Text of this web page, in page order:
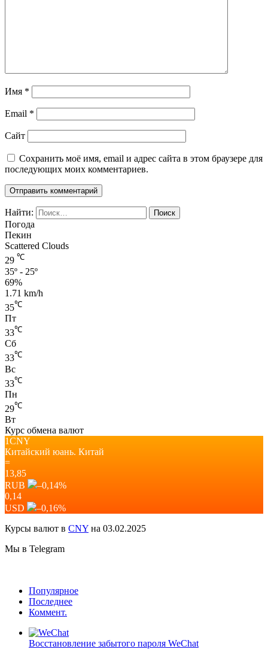
Имя *
Email *
Сайт
Сохранить моё имя, email и адрес сайта в этом браузере для
последующих моих комментариев.
Найти:
Погода
Пекин
Scattered Clouds
29 ℃
35º - 25º
69%
1.71 km/h
35℃
Пт
33℃
Сб
33℃
Вс
33℃
Пн
29℃
Вт
Курс обмена валют
1CNY
Китайский юань. Китай
=
13,85
RUB
–0,14%
0,14
USD
–0,16%
Курсы валют в CNY на 03.02.2025
Мы в Telegram
Популярное
Последнее
Коммент.
Восстановление забытого пароля WeChat